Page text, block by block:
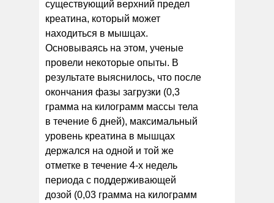
существующий верхний предел
креатина, который может
находиться в мышцах.
Основываясь на этом, ученые
провели некоторые опыты. В
результате выяснилось, что после
окончания фазы загрузки (0,3
грамма на килограмм массы тела
в течение 6 дней), максимальный
уровень креатина в мышцах
держался на одной и той же
отметке в течение 4-х недель
периода с поддерживающей
дозой (0,03 грамма на килограмм